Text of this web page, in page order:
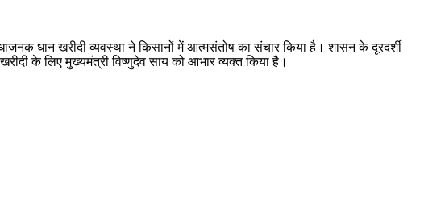
धान खरीदी व्यवस्था ने किसानों में आत्मसंतोष का संचार किया है। शासन के दूरदर्शी
के लिए मुख्यमंत्री विष्णुदेव साय को आभार व्यक्त किया है।